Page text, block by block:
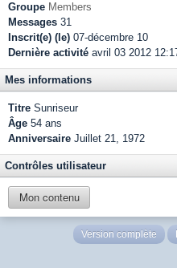
Groupe Members
Messages 31
Inscrit(e) (le) 07-décembre 10
Dernière activité avril 03 2012
Mes informations
Titre Sunriseur
Âge 54 ans
Anniversaire Juillet 21, 1972
Contrôles utilisateur
Mon contenu
Version complète